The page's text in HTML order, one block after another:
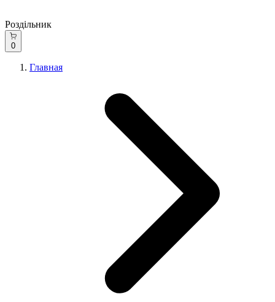
Роздільник
0
Главная